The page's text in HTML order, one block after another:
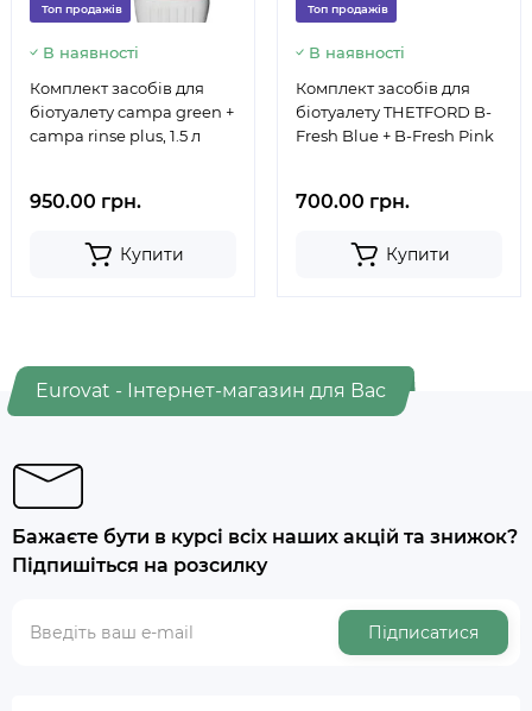
Топ продажів
В наявності
Комплект засобів для
біотуалету campa green +
campa rinse plus, 1.5 л
950.00 грн.
Купити
Топ продажів
В наявності
Комплект засобів для
біотуалету THETFORD B-
Fresh Blue + B-Fresh Pink
700.00 грн.
Купити
Eurovat - Інтернет-магазин для Вас
Бажаєте бути в курсі всіх наших акцій та знижок?
Підпишіться на розсилку
Підписатися